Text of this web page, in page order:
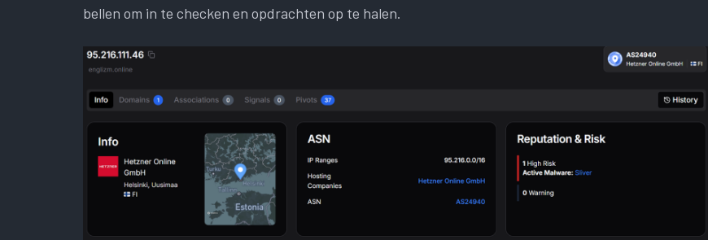
bellen om in te checken en opdrachten op te halen.